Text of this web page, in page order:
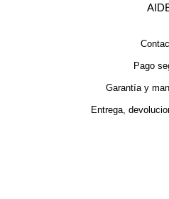
Pago
Garantía y
Entrega,